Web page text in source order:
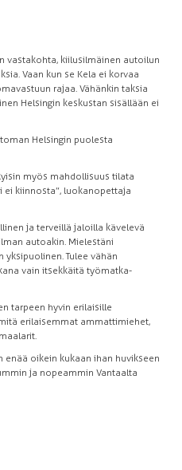
vastakohta, kiilusilmäinen autoilun
Vaan kun se Kela ei korvaa
rajaa. Vähänkin taksia
Helsingin keskustan sisällään ei
Helsingin puolesta
myös mahdollisuus tilata
ei kiinnosta”, luokanopettaja
ja terveillä jaloilla kävelevä
autoakin. Mielestäni
Tulee vähän
vain itsekkäitä työmatka-
tarpeen hyvin erilaisille
erilaisemmat ammattimiehet,
enää oikein kukaan ihan huvikseen
ja nopeammin Vantaalta